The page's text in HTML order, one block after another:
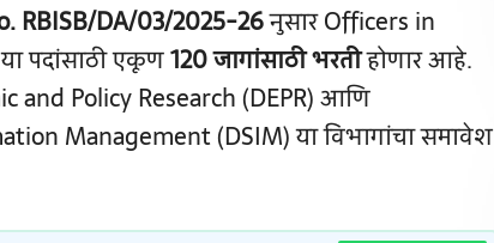
RBISB/DA/03/2025-26नुसार Officers in
पदांसाठी एकूण120 जागांसाठी भरतीहोणार आहे.
and Policy Research (DEPR) आणि
Management (DSIM) या विभागांचा समावेश